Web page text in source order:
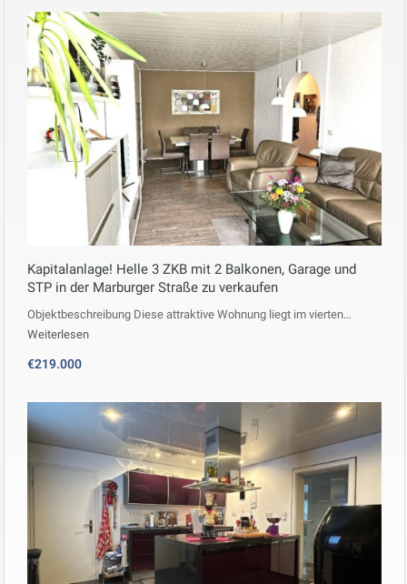
Kapitalanlage! Helle 3 ZKB mit 2 Balkonen, Garage und
STP in der Marburger Straße zu verkaufen
Objektbeschreibung Diese attraktive Wohnung liegt im vierten…
Weiterlesen
€219.000